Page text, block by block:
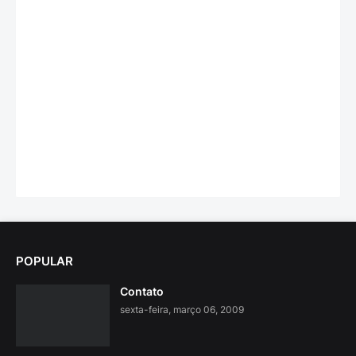
POPULAR
Contato
sexta-feira, março 06, 2009